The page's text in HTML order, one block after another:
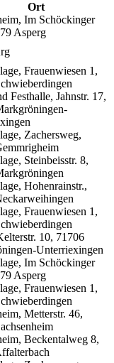
Ort
Im Schöckinger
Asperg
Frauenwiesen 1,
Festhalle, Jahnstr. 17,
Zachersweg,
Steinbeisstr. 8,
Hohenrainstr.,
Frauenwiesen 1,
10, 71706
Unterriexingen
Im Schöckinger
Asperg
Frauenwiesen 1,
Metterstr. 46,
Beckentalweg 8,